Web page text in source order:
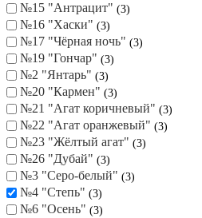
№15 "Антрацит" 3
№16 "Хаски" 3
№17 "Чёрная ночь" 3
№19 "Гончар" 3
№2 "Янтарь" 3
№20 "Кармен" 3
№21 "Агат коричневый" 3
№22 "Агат оранжевый" 3
№23 "Жёлтый агат" 3
№26 "Дубай" 3
№3 "Серо-белый" 3
№4 "Степь" 3
№6 "Осень" 3